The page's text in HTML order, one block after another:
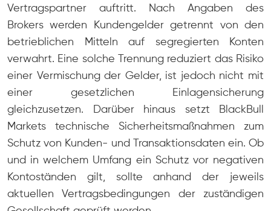
Vertragspartner auftritt. Nach Angaben des
Brokers werden Kundengelder getrennt von den
betrieblichen Mitteln auf segregierten Konten
verwahrt. Eine solche Trennung reduziert das Risiko
einer Vermischung der Gelder, ist jedoch nicht mit
einer gesetzlichen Einlagensicherung
gleichzusetzen. Darüber hinaus setzt BlackBull
Markets technische Sicherheitsmaßnahmen zum
Schutz von Kunden- und Transaktionsdaten ein. Ob
und in welchem Umfang ein Schutz vor negativen
Kontoständen gilt, sollte anhand der jeweils
aktuellen Vertragsbedingungen der zuständigen